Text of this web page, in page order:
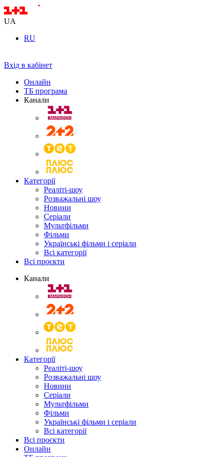
UA
RU
Вхід в кабінет
Онлайн
ТБ програма
Канали
Категорії
Реаліті-шоу
Розважальні шоу
Новини
Серіали
Мультфільми
Фільми
Українські фільми і серіали
Всі категорії
Всі проєкти
Канали
Категорії
Реаліті-шоу
Розважальні шоу
Новини
Серіали
Мультфільми
Фільми
Українські фільми і серіали
Всі категорії
Всі проєкти
Онлайн